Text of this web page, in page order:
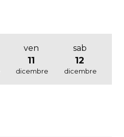
ven
11
dicembre
sab
12
dicembre